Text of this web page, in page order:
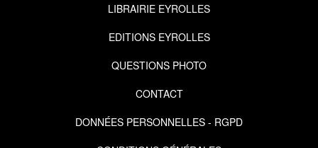
LIBRAIRIE EYROLLES
EDITIONS EYROLLES
QUESTIONS PHOTO
CONTACT
DONNÉES PERSONNELLES - RGPD